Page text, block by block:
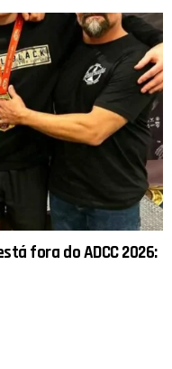
fora do ADCC 2026: